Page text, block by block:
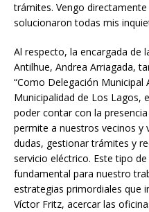
trámites. Vengo
solucionaron todas mis
Al respecto, la encargada de
Antilhue, Andrea Arriagada,
“Como Delegación
Municipalidad de Los Lagos,
poder contar con la
permite a nuestros vecinos y
dudas, gestionar trámites y
servicio eléctrico. Este tipo
fundamental para nuestro
estrategias primordiales que
Víctor Fritz, acercar las